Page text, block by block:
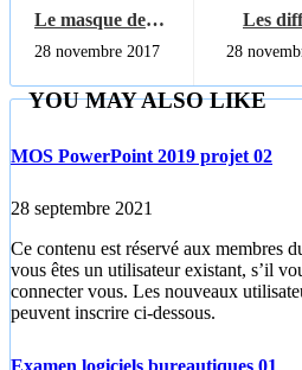
Le masque de
diapositives ou "
the slide master"
28 novembre 2017
Les
28
YOU MAY ALSO LIKE
MOS PowerPoint 2019 projet 02
28 septembre 2021
Ce contenu est réservé aux membres
vous êtes un utilisateur existant, s’il
connecter vous. Les nouveaux
peuvent inscrire ci-dessous.
Examen logiciels bureautiques 01